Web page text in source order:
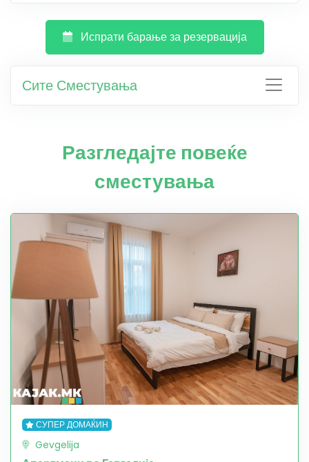
Испрати барање за резервација
Сите Сместувања
Разгледајте повеќе
сместувања
СУПЕР ДОМАЌИН
Gevgelija